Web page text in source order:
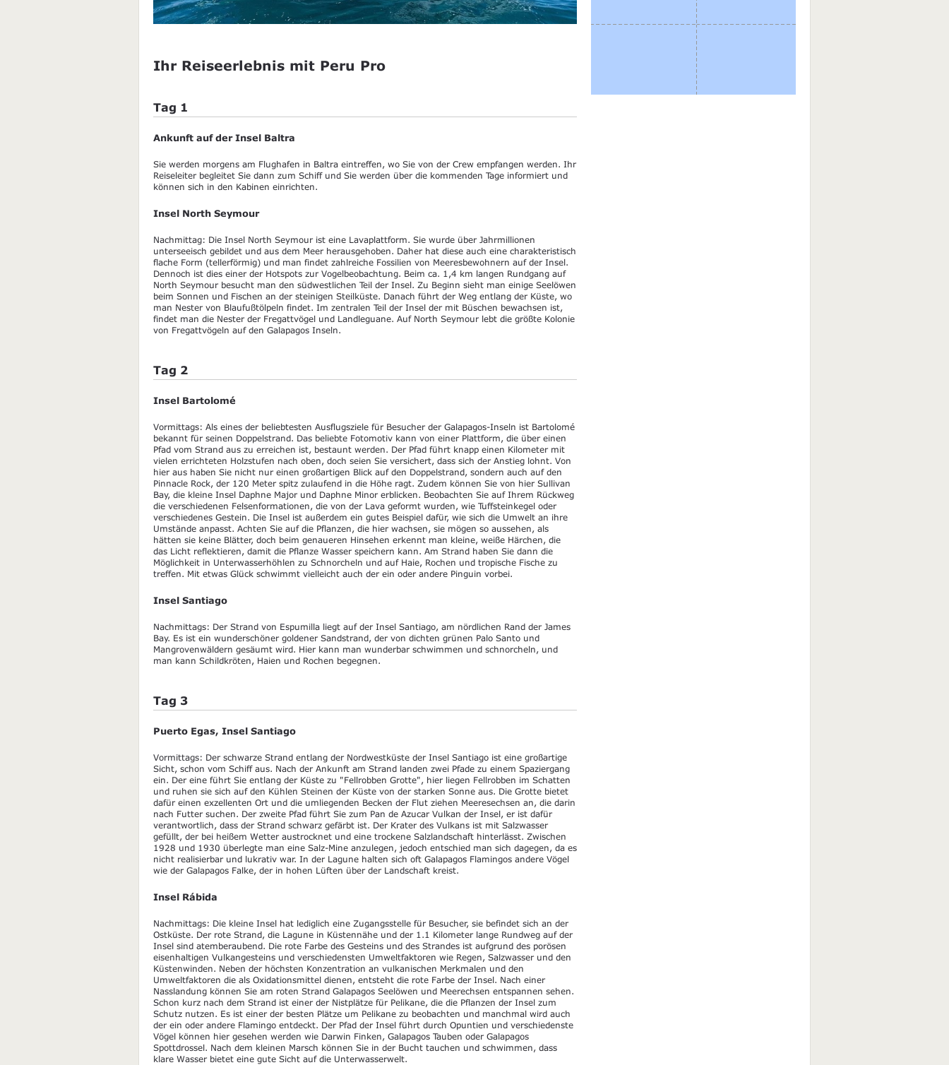
Ihr Reiseerlebnis mit Peru Pro
Tag 1
Ankunft auf der Insel Baltra
Sie werden morgens am Flughafen in Baltra eintreffen, wo Sie von der Crew empfangen werden. Ihr
Reiseleiter begleitet Sie dann zum Schiff und Sie werden über die kommenden Tage informiert und
können sich in den Kabinen einrichten.
Insel North Seymour
Nachmittag: Die Insel North Seymour ist eine Lavaplattform. Sie wurde über Jahrmillionen
unterseeisch gebildet und aus dem Meer herausgehoben. Daher hat diese auch eine charakteristisch
flache Form (tellerförmig) und man findet zahlreiche Fossilien von Meeresbewohnern auf der Insel.
Dennoch ist dies einer der Hotspots zur Vogelbeobachtung. Beim ca. 1,4 km langen Rundgang auf
North Seymour besucht man den südwestlichen Teil der Insel. Zu Beginn sieht man einige Seelöwen
beim Sonnen und Fischen an der steinigen Steilküste. Danach führt der Weg entlang der Küste, wo
man Nester von Blaufußtölpeln findet. Im zentralen Teil der Insel der mit Büschen bewachsen ist,
findet man die Nester der Fregattvögel und Landleguane. Auf North Seymour lebt die größte Kolonie
von Fregattvögeln auf den Galapagos Inseln.
Tag 2
Insel Bartolomé
Vormittags: Als eines der beliebtesten Ausflugsziele für Besucher der Galapagos-Inseln ist Bartolomé
bekannt für seinen Doppelstrand. Das beliebte Fotomotiv kann von einer Plattform, die über einen
Pfad vom Strand aus zu erreichen ist, bestaunt werden. Der Pfad führt knapp einen Kilometer mit
vielen errichteten Holzstufen nach oben, doch seien Sie versichert, dass sich der Anstieg lohnt. Von
hier aus haben Sie nicht nur einen großartigen Blick auf den Doppelstrand, sondern auch auf den
Pinnacle Rock, der 120 Meter spitz zulaufend in die Höhe ragt. Zudem können Sie von hier Sullivan
Bay, die kleine Insel Daphne Major und Daphne Minor erblicken. Beobachten Sie auf Ihrem Rückweg
die verschiedenen Felsenformationen, die von der Lava geformt wurden, wie Tuffsteinkegel oder
verschiedenes Gestein. Die Insel ist außerdem ein gutes Beispiel dafür, wie sich die Umwelt an ihre
Umstände anpasst. Achten Sie auf die Pflanzen, die hier wachsen, sie mögen so aussehen, als
hätten sie keine Blätter, doch beim genaueren Hinsehen erkennt man kleine, weiße Härchen, die
das Licht reflektieren, damit die Pflanze Wasser speichern kann. Am Strand haben Sie dann die
Möglichkeit in Unterwasserhöhlen zu Schnorcheln und auf Haie, Rochen und tropische Fische zu
treffen. Mit etwas Glück schwimmt vielleicht auch der ein oder andere Pinguin vorbei.
Insel Santiago
Nachmittags: Der Strand von Espumilla liegt auf der Insel Santiago, am nördlichen Rand der James
Bay. Es ist ein wunderschöner goldener Sandstrand, der von dichten grünen Palo Santo und
Mangrovenwäldern gesäumt wird. Hier kann man wunderbar schwimmen und schnorcheln, und
man kann Schildkröten, Haien und Rochen begegnen.
Tag 3
Puerto Egas, Insel Santiago
Vormittags: Der schwarze Strand entlang der Nordwestküste der Insel Santiago ist eine großartige
Sicht, schon vom Schiff aus. Nach der Ankunft am Strand landen zwei Pfade zu einem Spaziergang
ein. Der eine führt Sie entlang der Küste zu "Fellrobben Grotte", hier liegen Fellrobben im Schatten
und ruhen sie sich auf den Kühlen Steinen der Küste von der starken Sonne aus. Die Grotte bietet
dafür einen exzellenten Ort und die umliegenden Becken der Flut ziehen Meeresechsen an, die darin
nach Futter suchen. Der zweite Pfad führt Sie zum Pan de Azucar Vulkan der Insel, er ist dafür
verantwortlich, dass der Strand schwarz gefärbt ist. Der Krater des Vulkans ist mit Salzwasser
gefüllt, der bei heißem Wetter austrocknet und eine trockene Salzlandschaft hinterlässt. Zwischen
1928 und 1930 überlegte man eine Salz-Mine anzulegen, jedoch entschied man sich dagegen, da es
nicht realisierbar und lukrativ war. In der Lagune halten sich oft Galapagos Flamingos andere Vögel
wie der Galapagos Falke, der in hohen Lüften über der Landschaft kreist.
Insel Rábida
Nachmittags: Die kleine Insel hat lediglich eine Zugangsstelle für Besucher, sie befindet sich an der
Ostküste. Der rote Strand, die Lagune in Küstennähe und der 1.1 Kilometer lange Rundweg auf der
Insel sind atemberaubend. Die rote Farbe des Gesteins und des Strandes ist aufgrund des porösen
eisenhaltigen Vulkangesteins und verschiedensten Umweltfaktoren wie Regen, Salzwasser und den
Küstenwinden. Neben der höchsten Konzentration an vulkanischen Merkmalen und den
Umweltfaktoren die als Oxidationsmittel dienen, entsteht die rote Farbe der Insel. Nach einer
Nasslandung können Sie am roten Strand Galapagos Seelöwen und Meerechsen entspannen sehen.
Schon kurz nach dem Strand ist einer der Nistplätze für Pelikane, die die Pflanzen der Insel zum
Schutz nutzen. Es ist einer der besten Plätze um Pelikane zu beobachten und manchmal wird auch
der ein oder andere Flamingo entdeckt. Der Pfad der Insel führt durch Opuntien und verschiedenste
Vögel können hier gesehen werden wie Darwin Finken, Galapagos Tauben oder Galapagos
Spottdrossel. Nach dem kleinen Marsch können Sie in der Bucht tauchen und schwimmen, dass
klare Wasser bietet eine gute Sicht auf die Unterwasserwelt.